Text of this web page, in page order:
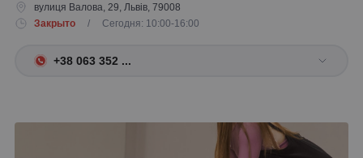
вулиця Валова, 29, Львів, 79008
Закрыто
/ Сегодня: 10:00-16:00
+38 063 352 ...